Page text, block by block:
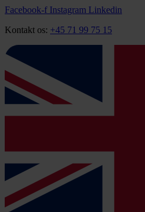
Videre
indhold
Facebook-f Instagram Linkedin
Kontakt os: +45 71 99 75 15